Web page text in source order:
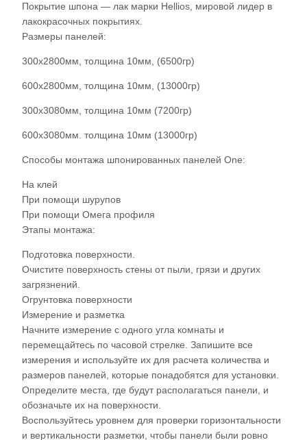
Покрытие шпона — лак марки Hellios, мировой лидер в
лакокрасочных покрытиях.
Размеры панелей:
300х2800мм, толщина 10мм, (6500гр)
600х2800мм, толщина 10мм, (13000гр)
300х3080мм, толщина 10мм (7200гр)
600х3080мм. толщина 10мм (13000гр)
Способы монтажа шпонированных панелей One:
На клей
При помощи шурупов
При помощи Омега профиля
Этапы монтажа:
Подготовка поверхности.
Очистите поверхность стены от пыли, грязи и других
загрязнений.
Огрунтовка поверхности
Измерение и разметка
Начните измерение с одного угла комнаты и
перемещайтесь по часовой стрелке. Запишите все
измерения и используйте их для расчета количества и
размеров панелей, которые понадобятся для установки.
Определите места, где будут располагаться панели, и
обозначьте их на поверхности.
Воспользуйтесь уровнем для проверки горизонтальности
и вертикальности разметки, чтобы панели были ровно